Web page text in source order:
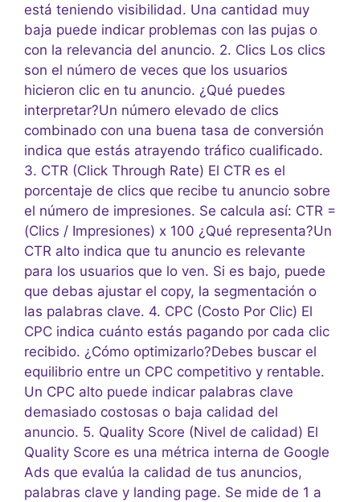
está teniendo visibilidad. Una cantidad muy
baja puede indicar problemas con las pujas o
con la relevancia del anuncio. 2. Clics Los clics
son el número de veces que los usuarios
hicieron clic en tu anuncio. ¿Qué puedes
interpretar?Un número elevado de clics
combinado con una buena tasa de conversión
indica que estás atrayendo tráfico cualificado.
3. CTR (Click Through Rate) El CTR es el
porcentaje de clics que recibe tu anuncio sobre
el número de impresiones. Se calcula así: CTR =
(Clics / Impresiones) x 100 ¿Qué representa?Un
CTR alto indica que tu anuncio es relevante
para los usuarios que lo ven. Si es bajo, puede
que debas ajustar el copy, la segmentación o
las palabras clave. 4. CPC (Costo Por Clic) El
CPC indica cuánto estás pagando por cada clic
recibido. ¿Cómo optimizarlo?Debes buscar el
equilibrio entre un CPC competitivo y rentable.
Un CPC alto puede indicar palabras clave
demasiado costosas o baja calidad del
anuncio. 5. Quality Score (Nivel de calidad) El
Quality Score es una métrica interna de Google
Ads que evalúa la calidad de tus anuncios,
palabras clave y landing page. Se mide de 1 a